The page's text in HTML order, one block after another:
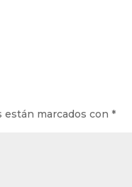
están marcados con*